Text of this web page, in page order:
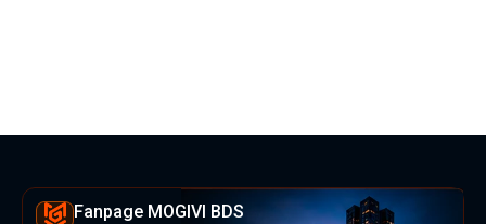
Fanpage MOGIVI BDS